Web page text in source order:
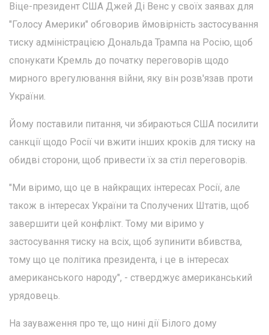
Віце-президент США Джей Ді Венс у своїх заявах для
"Голосу Америки" обговорив ймовірність застосування
тиску адміністрацією Дональда Трампа на Росію, щоб
спонукати Кремль до початку переговорів щодо
мирного врегулювання війни, яку він розв'язав проти
України.
Йому поставили питання, чи збираються США посилити
санкції щодо Росії чи вжити інших кроків для тиску на
обидві сторони, щоб привести їх за стіл переговорів.
"Ми віримо, що це в найкращих інтересах Росії, але
також в інтересах України та Сполучених Штатів, щоб
завершити цей конфлікт. Тому ми віримо у
застосування тиску на всіх, щоб зупинити вбивства,
тому що це політика президента, і це в інтересах
американського народу", - стверджує американський
урядовець.
На зауваження про те, що нині дії Білого дому